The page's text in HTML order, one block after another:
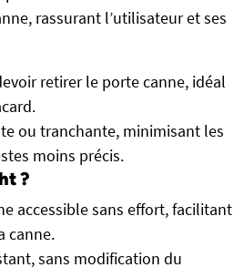
rassurant l’utilisateur et ses
retirer le porte canne, idéal
ou tranchante, minimisant les
moins précis.
?
accessible sans effort, facilitant
canne.
sans modification du